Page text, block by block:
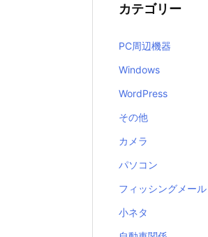
カテゴリー
PC周辺機器
Windows
WordPress
その他
カメラ
パソコン
フィッシングメール
小ネタ